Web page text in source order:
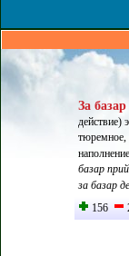
За
действие)
тюремное,
базар
за базар
156